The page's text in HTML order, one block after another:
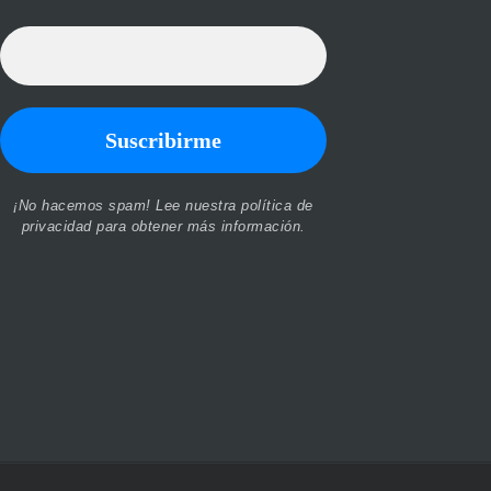
¡No hacemos spam! Lee nuestrapolítica de
privacidadpara obtener más información.